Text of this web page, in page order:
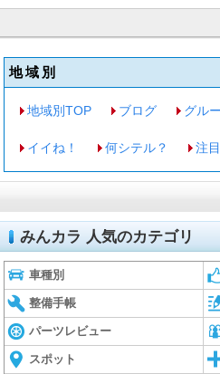
地域別
地域別TOP ブログ グル
イイね！ 何シテル？ 注
みんカラ 人気のカテゴリ
車種別
整備手帳
パーツレビュー
スポット